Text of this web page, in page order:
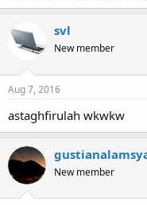
svl
New member
Aug 7, 2016
astaghfirulah wkwkw
New member